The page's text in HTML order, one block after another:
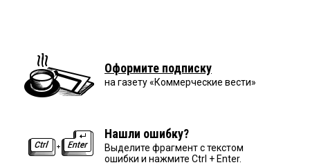
Оформите подписку
на газету «Коммерческие вести»
Нашли ошибку?
Выделите фрагмент с текстом
ошибки и нажмите Ctrl + Enter.